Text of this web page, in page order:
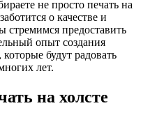
не просто печать на
о качестве и
стремимся предоставить
опыт создания
будут радовать
лет.
на холсте